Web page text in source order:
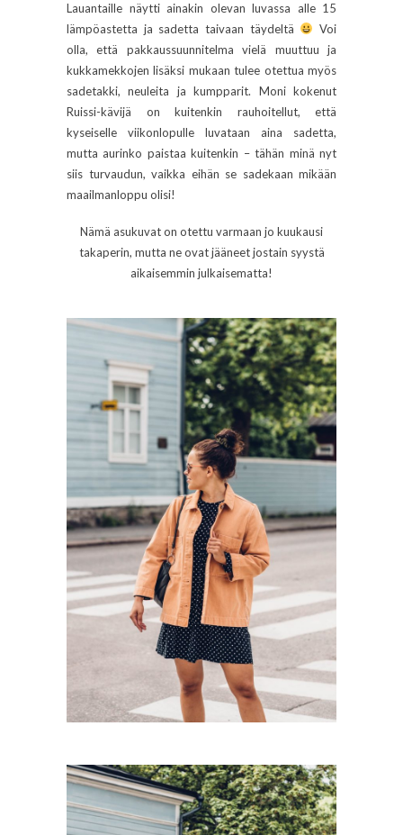
Lauantaille näytti ainakin olevan luvassa alle 15
lämpöastetta ja sadetta taivaan täydeltä
Voi
olla, että pakkaussuunnitelma vielä muuttuu ja
kukkamekkojen lisäksi mukaan tulee otettua myös
sadetakki, neuleita ja kumpparit. Moni kokenut
Ruissi-kävijä on kuitenkin rauhoitellut, että
kyseiselle viikonlopulle luvataan aina sadetta,
mutta aurinko paistaa kuitenkin – tähän minä nyt
siis turvaudun, vaikka eihän se sadekaan mikään
maailmanloppu olisi!
Nämä asukuvat on otettu varmaan jo kuukausi
takaperin, mutta ne ovat jääneet jostain syystä
aikaisemmin julkaisematta!